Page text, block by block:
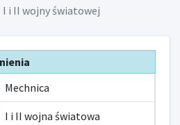
i II wojny światowej
Mechnica
I i II wojna światowa